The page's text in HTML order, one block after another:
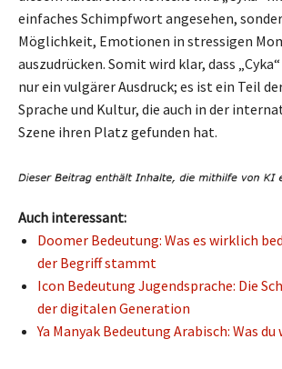
einfaches Schimpfwort angesehen,
Möglichkeit, Emotionen in stressigen
auszudrücken. Somit wird klar, dass
nur ein vulgärer Ausdruck; es ist ein Teil
Sprache und Kultur, die auch in der
Szene ihren Platz gefunden hat.
Auch interessant:
Doomer Bedeutung: Was es wirklich
der Begriff stammt
Icon Bedeutung Jugendsprache: Die
der digitalen Generation
Ya Manyak Bedeutung Arabisch: Was